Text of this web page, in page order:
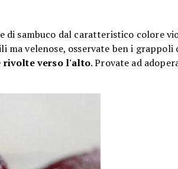
di sambuco dal caratteristico colore
ma velenose, osservate ben i grappoli
rivolte verso l'alto. Provate ad